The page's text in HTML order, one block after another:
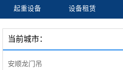
起重设备 设备租赁
当前城市：
安顺龙门吊